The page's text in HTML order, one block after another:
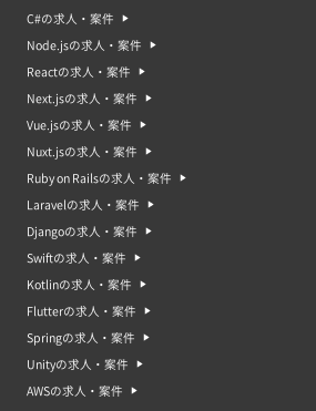
C#の求人・案件
Node.jsの求人・案件
Reactの求人・案件
Next.jsの求人・案件
Vue.jsの求人・案件
Nuxt.jsの求人・案件
Ruby on Railsの求人・案件
Laravelの求人・案件
Djangoの求人・案件
Swiftの求人・案件
Kotlinの求人・案件
Flutterの求人・案件
Springの求人・案件
Unityの求人・案件
AWSの求人・案件